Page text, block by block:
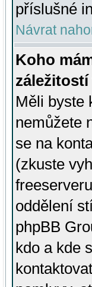
příslušné
Návrat
Koho
Měli byste
nemůžete
se na
(zkuste
oddělení
phpBB
kdo a kde